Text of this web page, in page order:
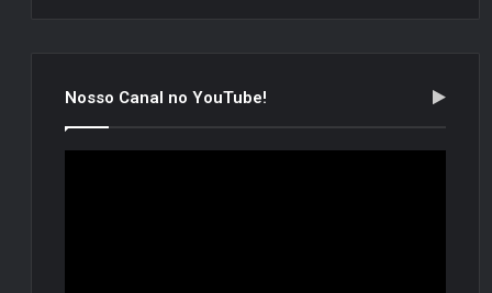
Nosso Canal no YouTube!